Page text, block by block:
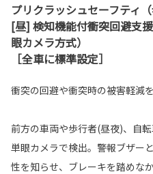
プリクラッシュセーフティ
[昼] 検知機能付衝突回避支
眼カメラ方式）
［全車に標準設定］
衝突の回避や衝突時の被害軽減
前方の車両や歩行者(昼夜)、自
単眼カメラで検出。警報ブザー
性を知らせ、ブレーキを踏めな